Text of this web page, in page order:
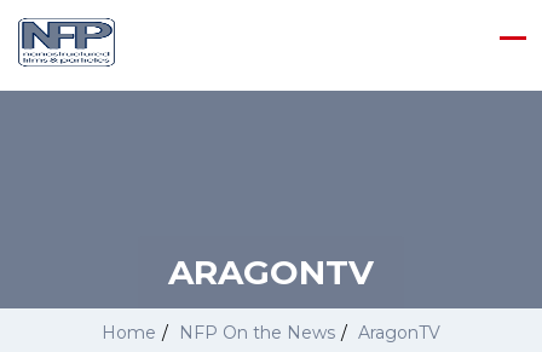
ARAGONTV
Home / NFP On the News / AragonTV